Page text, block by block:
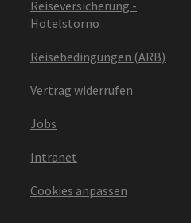
Reiseversicherung -
Hotelstorno
Reisebedingungen (ARB)
Vertrag widerrufen
Jobs
Intranet
Cookies anpassen